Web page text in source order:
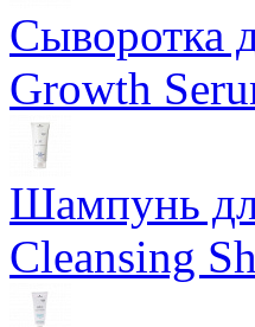
Сыворотка
Growth
Шампунь
Cleansing